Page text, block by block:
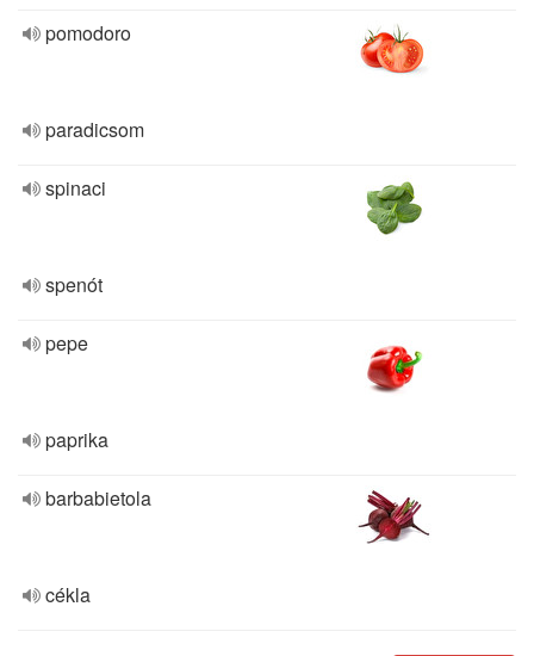
pomodoro
paradicsom
spinaci
spenót
pepe
paprika
barbabietola
cékla